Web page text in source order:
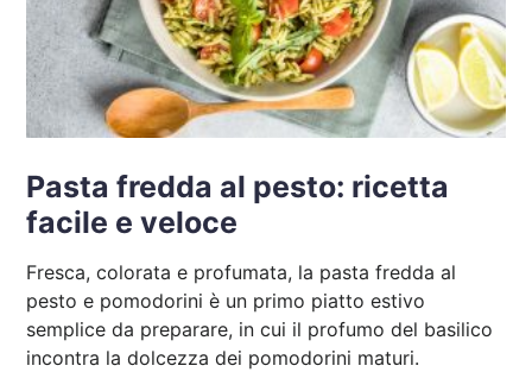
Pasta fredda al pesto: ricetta
facile e veloce
Fresca, colorata e profumata, la pasta fredda al
pesto e pomodorini è un primo piatto estivo
semplice da preparare, in cui il profumo del basilico
incontra la dolcezza dei pomodorini maturi.